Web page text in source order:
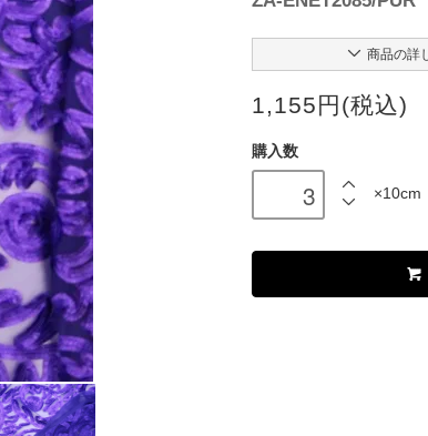
商品の詳
1,155円(税込)
購入数
×10cm